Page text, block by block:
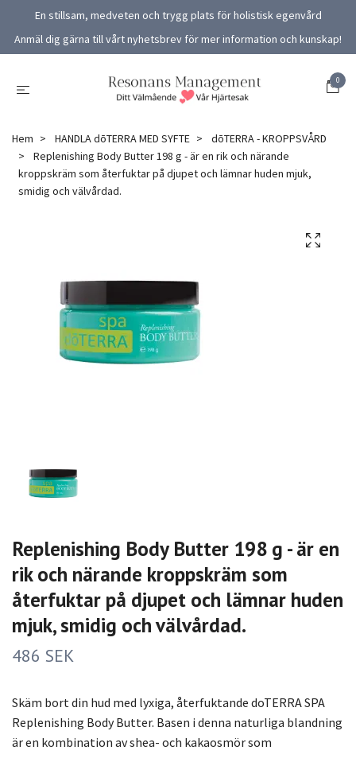
En stillsam, medveten och trygg plats för holistisk egenvård
Anmäl dig gärna till vårt nyhetsbrev för mer information och kunskap!
0
Hem HANDLA dōTERRA MED SYFTE
dōTERRA - KROPPSVÅRD
Replenishing Body Butter 198 g - är en rik och närande
kroppskräm som återfuktar på djupet och lämnar huden mjuk,
smidig och välvårdad.
Replenishing Body Butter 198 g - är en
rik och närande kroppskräm som
återfuktar på djupet och lämnar huden
mjuk, smidig och välvårdad.
486 SEK
Skäm bort din hud med lyxiga, återfuktande doTERRA SPA
Replenishing Body Butter. Basen i denna naturliga blandning
är en kombination av shea- och kakaosmör som